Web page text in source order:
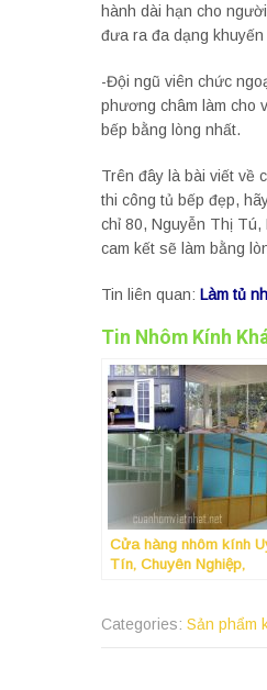
hành dài hạn cho
đưa ra đa dạng
-Đội ngũ viên chức
phương châm làm cho
bếp bằng lòng nhất.
Trên đây là bài viết về
thi công tủ bếp đẹp,
chỉ 80, Nguyễn Thị
cam kết sẽ làm bằng
Tin liên quan: Làm tủ
Tin Nhôm Kính
Cửa hàng nhôm kính
Tín, Chuyên Nghiệp,
Categories: Sản phẩm